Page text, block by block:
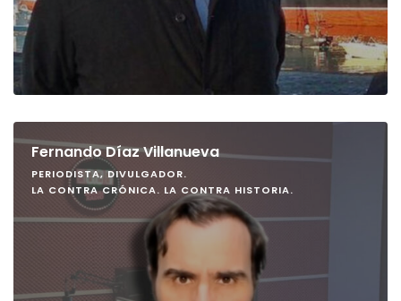
Fernando Díaz Villanueva
PERIODISTA, DIVULGADOR.
LA CONTRA CRÓNICA. LA CONTRA HISTORIA.